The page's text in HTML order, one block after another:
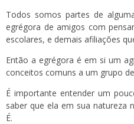
Todos somos partes de
egrégora de amigos com
escolares, e demais afiliações
Então a egrégora é em si um
conceitos comuns a um grupo
É importante entender um
saber que ela em sua natureza
É.